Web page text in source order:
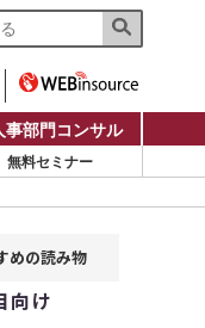
事部門コンサル
無料セミナー
めの読み物
向け